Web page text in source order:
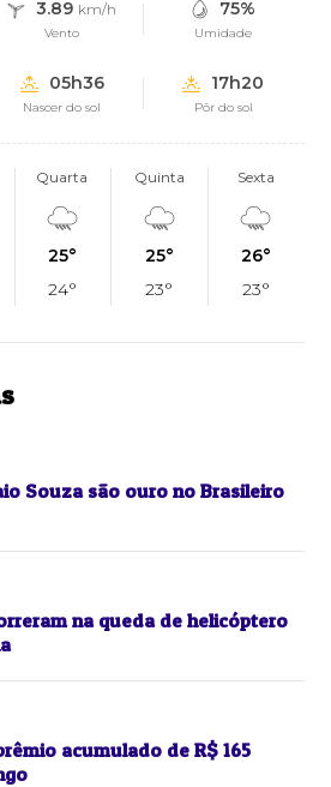
3.89 km/h
Vento
75%
Umidade
05h36
Nascer do sol
17h20
Pôr do sol
Quarta
25°
24°
Quinta
25°
23°
Sexta
26°
23°
Souza são ouro no Brasileiro
na queda de helicóptero
acumulado de R$ 165